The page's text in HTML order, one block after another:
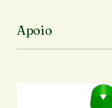
Apoio